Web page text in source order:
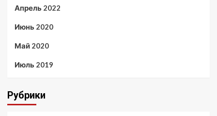
Апрель 2022
Июнь 2020
Май 2020
Июль 2019
Рубрики